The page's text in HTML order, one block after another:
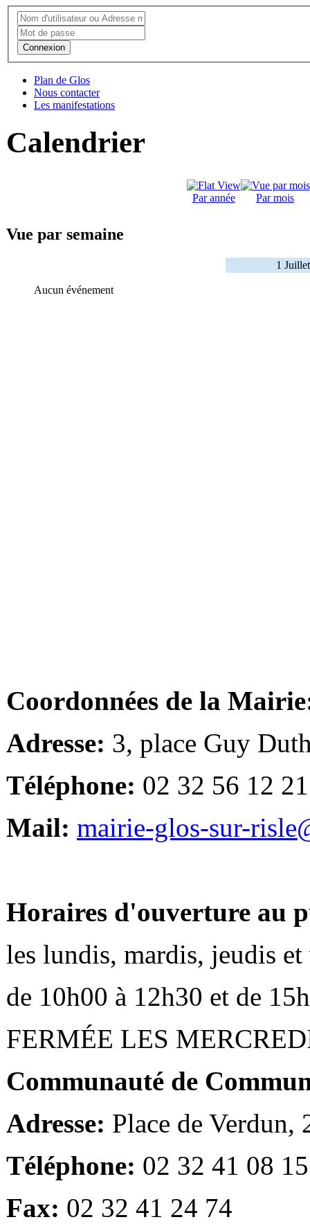
Connexion
Plan de Glos
Nous contacter
Les manifestations
Calendrier
Par année Par mois
Vue par semaine
1
Aucun événement
Coordonnées de la
Adresse: 3, place Guy
Téléphone: 02 32 56 12 21
Mail: mairie-glos-sur-
Horaires d'ouverture au
les lundis, mardis, jeudis et
de 10h00 à 12h30 et de
FERMÉE LES
Communauté de
Adresse: Place de Verdun,
Téléphone: 02 32 41 08 15
Fax: 02 32 41 24 74